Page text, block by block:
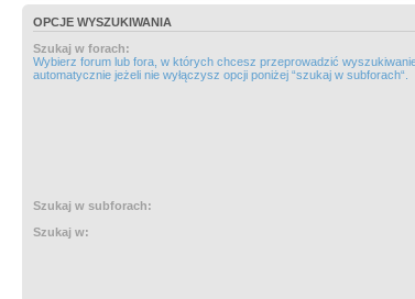
OPCJE WYSZUKIWANIA
Szukaj w forach:
Wybierz forum lub fora, w których chcesz przeprowadzić
automatycznie jeżeli nie wyłączysz opcji poniżej “szukaj w subforach“.
Szukaj w subforach:
Szukaj w: